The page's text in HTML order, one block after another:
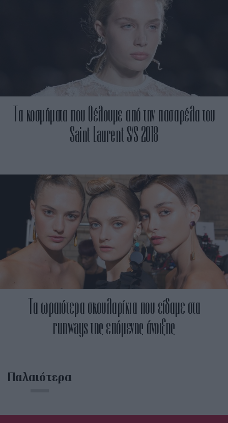
Tα κοσμήματα που θέλουμε από την πασαρέλα του
Saint Laurent S/S 2018
Tα ωραιότερα σκουλαρίκια που είδαμε στα
runways της επόμενης άνοιξης
Παλαιότερα